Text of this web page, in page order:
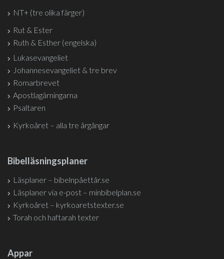
NT+ (tre olika färger)
Rut & Ester
Ruth & Esther (engelska)
Lukasevangeliet
Johannesevangeliet & tre brev
Romarbrevet
Apostlagärningarna
Psaltaren
Kyrkoåret – alla tre årgångar
Bibelläsningsplaner
Läsplaner – bibelnpåettår.se
Läsplaner via e-post – minbibelplan.se
Kyrkoåret – kyrkoaretstexter.se
Torah och haftarah texter
Appar